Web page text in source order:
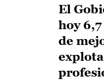
El
hoy
de